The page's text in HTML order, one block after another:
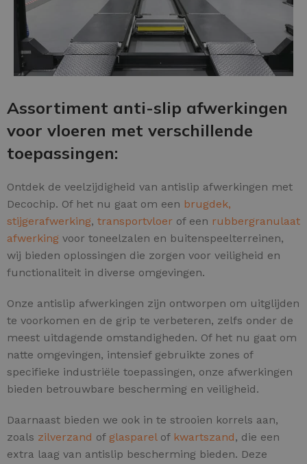
Assortiment anti-slip afwerkingen
voor vloeren met verschillende
toepassingen:
Ontdek de veelzijdigheid van antislip afwerkingen met
Decochip. Of het nu gaat om een brugdek,
stijgerafwerking, transportvloer of een rubbergranulaat
afwerking voor toneelzalen en buitenspeelterreinen,
wij bieden oplossingen die zorgen voor veiligheid en
functionaliteit in diverse omgevingen.
Onze antislip afwerkingen zijn ontworpen om uitglijden
te voorkomen en de grip te verbeteren, zelfs onder de
meest uitdagende omstandigheden. Of het nu gaat om
natte omgevingen, intensief gebruikte zones of
specifieke industriële toepassingen, onze afwerkingen
bieden betrouwbare bescherming en veiligheid.
Daarnaast bieden we ook in te strooien korrels aan,
zoals zilverzand of glasparelof kwartszand, die een
extra laag van antislip bescherming bieden. Deze